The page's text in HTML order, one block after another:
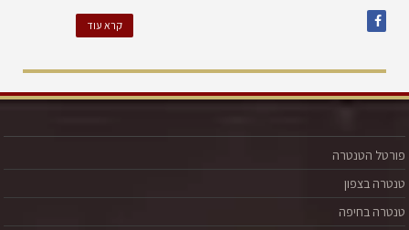
קרא עוד
פורטל הטנטרה
טנטרה בצפון
טנטרה בחיפה